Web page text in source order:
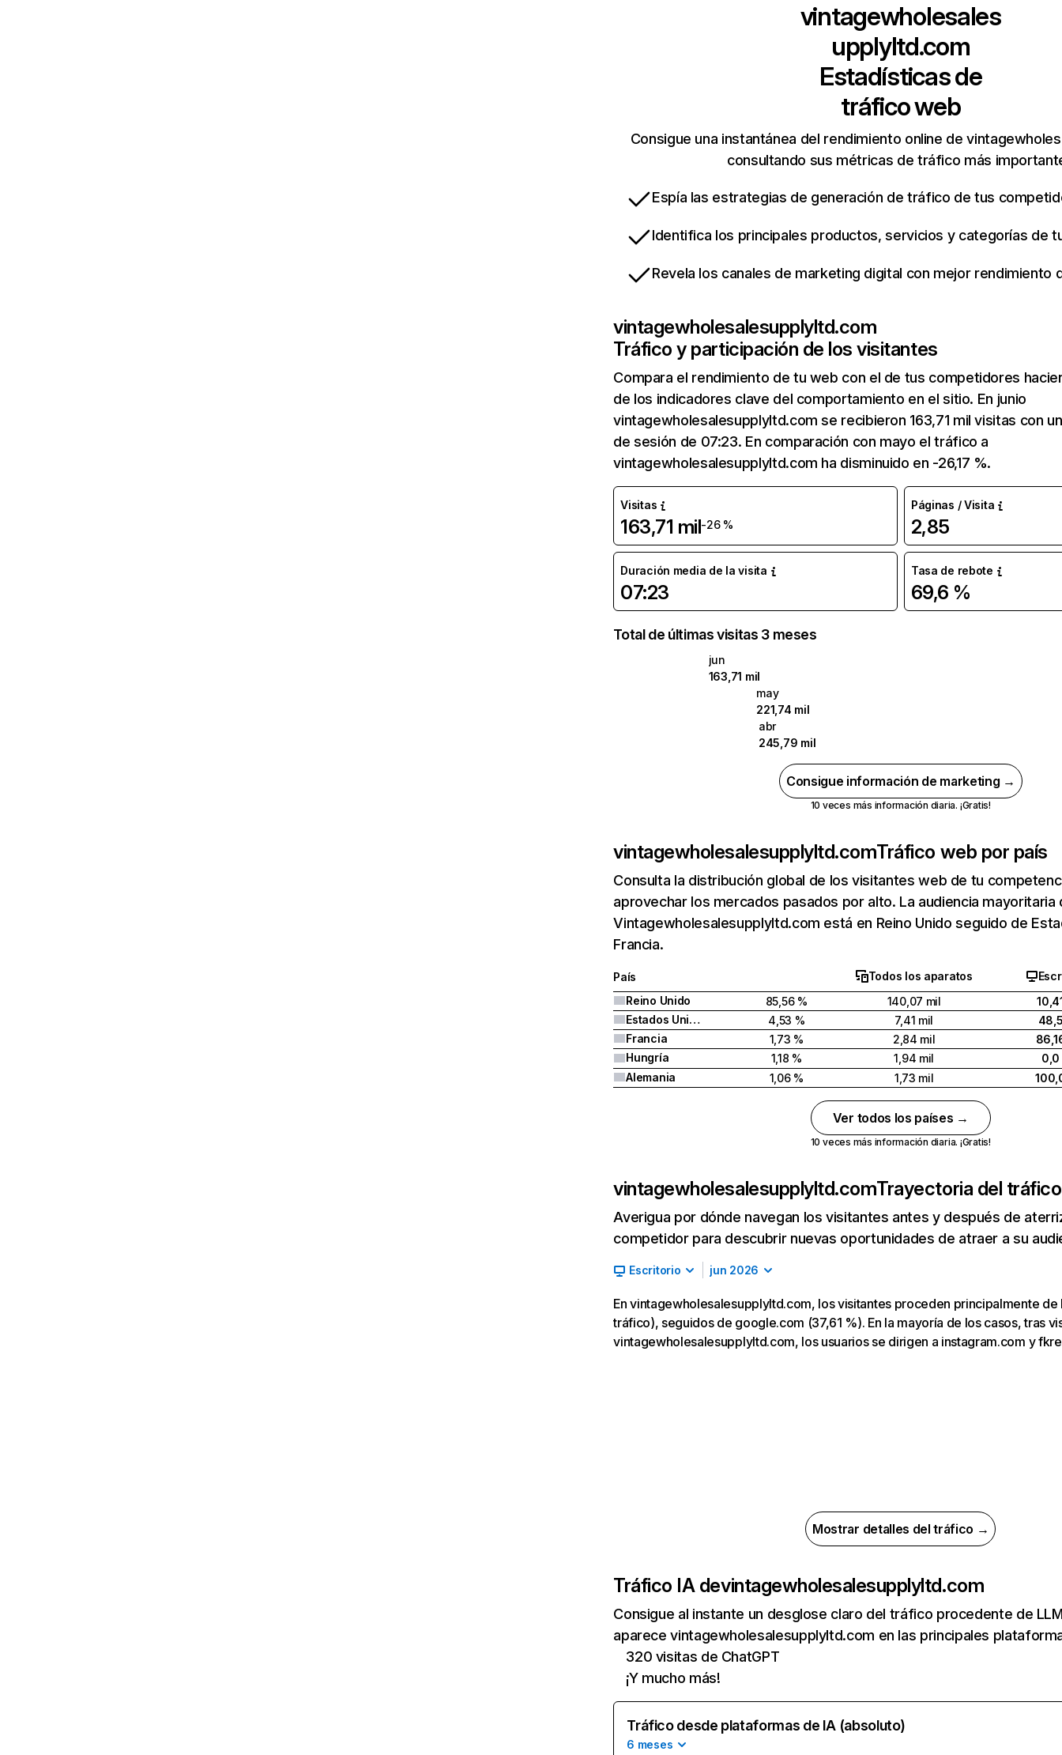
vintagewholesales
upplyltd.com
Estadísticas de
tráfico web
Consigue una instantánea del rendimiento online de
consultando sus métricas de tráfico más
Espía las estrategias de generación de tráfico de tus
Identifica los principales productos, servicios y categorías de
Revela los canales de marketing digital con mejor rendimiento
vintagewholesalesupplyltd.com
Tráfico y participación de los visitantes
Compara el rendimiento de tu web con el de tus competidores
de los indicadores clave del comportamiento en el sitio. En junio
vintagewholesalesupplyltd.com se recibieron 163,71 mil visitas con
de sesión de 07:23. En comparación con mayo el tráfico a
vintagewholesalesupplyltd.com ha disminuido en -26,17 %.
Visitas
163,71 mil-26 %
Páginas / Visita
2,85
Duración media de la visita
07:23
Tasa de rebote
69,6 %
Total de últimas visitas 3 meses
jun
163,71 mil
may
221,74 mil
abr
245,79 mil
Consigue información de marketing →
10 veces más información diaria. ¡Gratis!
vintagewholesalesupplyltd.comTráfico web por país
Consulta la distribución global de los visitantes web de tu
aprovechar los mercados pasados por alto. La audiencia mayoritaria
Vintagewholesalesupplyltd.com está en Reino Unido seguido de
Francia.
País Todos los aparatos
Reino Unido
85,56 % 140,07 mil
Estados Unidos
4,53 % 7,41 mil
Francia
1,73 % 2,84 mil
Hungría
1,18 % 1,94 mil
0,0
Alemania
1,06 % 1,73 mil
Ver todos los países →
10 veces más información diaria. ¡Gratis!
vintagewholesalesupplyltd.comTrayectoria del
Averigua por dónde navegan los visitantes antes y después de
competidor para descubrir nuevas oportunidades de atraer a su
Escritorio jun 2026
En vintagewholesalesupplyltd.com, los visitantes proceden principalmente
tráfico), seguidos de google.com (37,61 %). En la mayoría de los casos, tras
vintagewholesalesupplyltd.com, los usuarios se dirigen a instagram.com y
Mostrar detalles del tráfico →
Tráfico IA devintagewholesalesupplyltd.com
Consigue al instante un desglose claro del tráfico procedente de
aparece vintagewholesalesupplyltd.com en las principales
320 visitas de ChatGPT
¡Y mucho más!
Tráfico desde plataformas de IA (absoluto)
6 meses